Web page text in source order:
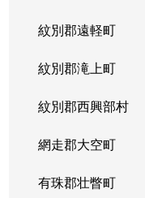
紋別郡遠軽町
紋別郡滝上町
紋別郡西興部村
網走郡大空町
有珠郡壮瞥町